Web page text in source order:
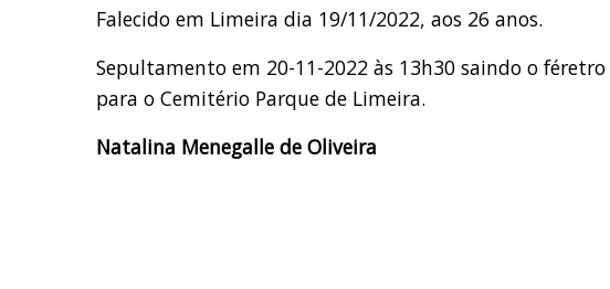
Falecido em Limeira dia 19/11/2022, aos 26 anos.
Sepultamento em 20-11-2022 às 13h30 saindo o
para o Cemitério Parque de Limeira.
Natalina Menegalle de Oliveira